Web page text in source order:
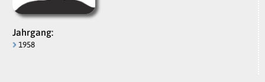
Jahrgang:
1958